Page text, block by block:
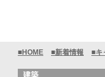
■HOME ■新着情報 ■キ